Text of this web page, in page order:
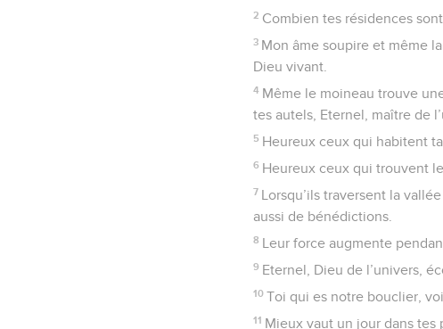
2 Combien tes résidences
3 Mon âme soupire et même
Dieu vivant.
4 Même le moineau trouve
tes autels, Eternel, maître de
5 Heureux ceux qui habitent
6 Heureux ceux qui trouvent
7 Lorsqu’ils traversent la
aussi de bénédictions.
8 Leur force augmente
9 Eternel, Dieu de l’univers,
10 Toi qui es notre bouclier,
11 Mieux vaut un jour dans tes